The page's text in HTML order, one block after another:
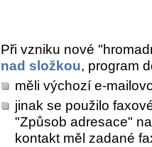
Při vzniku nové
nad složkou, program
měli výchozí e-
jinak se použilo
"Způsob adresace"
kontakt měl zadané